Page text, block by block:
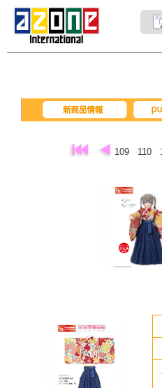
109 110